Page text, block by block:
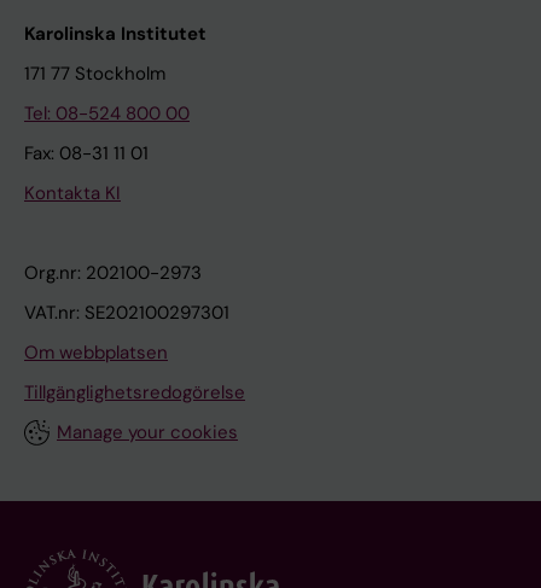
Karolinska Institutet
171 77 Stockholm
Tel: 08-524 800 00
Fax: 08-31 11 01
Kontakta KI
Org.nr: 202100-2973
VAT.nr: SE202100297301
Om webbplatsen
Tillgänglighetsredogörelse
Manage your cookies